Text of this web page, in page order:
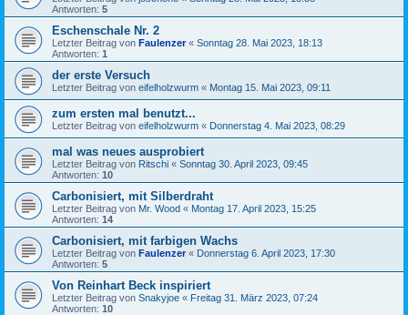
Antworten: 5
Eschenschale Nr. 2
Letzter Beitrag von Faulenzer« Sonntag 28. Mai 2023, 18:13
Antworten: 1
der erste Versuch
Letzter Beitrag von eifelholzwurm « Montag 15. Mai 2023, 09:11
zum ersten mal benutzt...
Letzter Beitrag von eifelholzwurm « Donnerstag 4. Mai 2023, 08:29
mal was neues ausprobiert
Letzter Beitrag von Ritschi « Sonntag 30. April 2023, 09:45
Antworten: 10
Carbonisiert, mit Silberdraht
Letzter Beitrag von Mr. Wood « Montag 17. April 2023, 15:25
Antworten: 14
Carbonisiert, mit farbigen Wachs
Letzter Beitrag von Faulenzer « Donnerstag 6. April 2023, 17:30
Antworten: 5
Von Reinhart Beck inspiriert
Letzter Beitrag von Snakyjoe « Freitag 31. März 2023, 07:24
Antworten: 10